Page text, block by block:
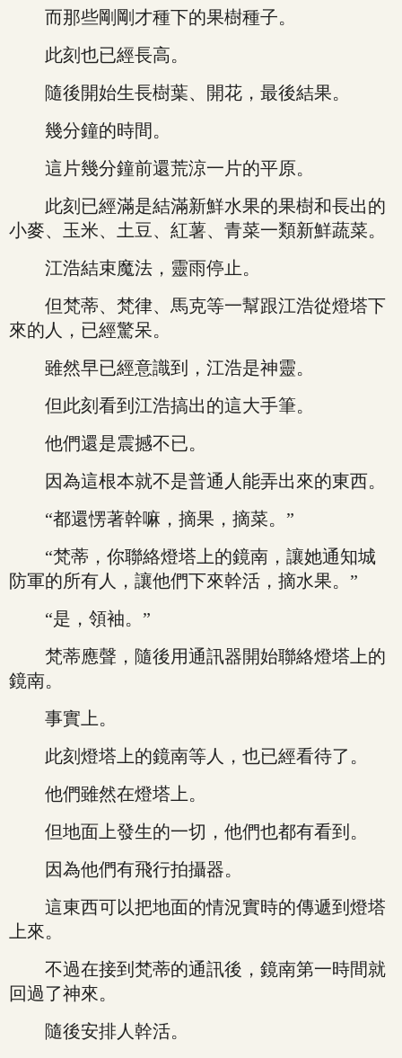
而那些剛剛才種下的果樹種子。
此刻也已經長高。
隨後開始生長樹葉、開花，最後結果。
幾分鐘的時間。
這片幾分鐘前還荒涼一片的平原。
此刻已經滿是結滿新鮮水果的果樹和長出的
小麥、玉米、土豆、紅薯、青菜一類新鮮蔬菜。
江浩結束魔法，靈雨停止。
但梵蒂、梵律、馬克等一幫跟江浩從燈塔下
來的人，已經驚呆。
雖然早已經意識到，江浩是神靈。
但此刻看到江浩搞出的這大手筆。
他們還是震撼不已。
因為這根本就不是普通人能弄出來的東西。
“都還愣著幹嘛，摘果，摘菜。”
“梵蒂，你聯絡燈塔上的鏡南，讓她通知城
防軍的所有人，讓他們下來幹活，摘水果。”
“是，領袖。”
梵蒂應聲，隨後用通訊器開始聯絡燈塔上的
鏡南。
事實上。
此刻燈塔上的鏡南等人，也已經看待了。
他們雖然在燈塔上。
但地面上發生的一切，他們也都有看到。
因為他們有飛行拍攝器。
這東西可以把地面的情況實時的傳遞到燈塔
上來。
不過在接到梵蒂的通訊後，鏡南第一時間就
回過了神來。
隨後安排人幹活。